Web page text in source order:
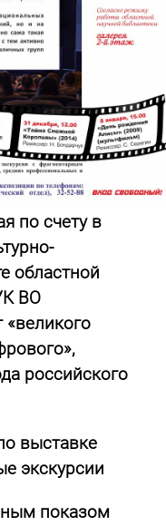
по счету в
областной
ВО
«великого
российского
выставке
экскурсии
показом